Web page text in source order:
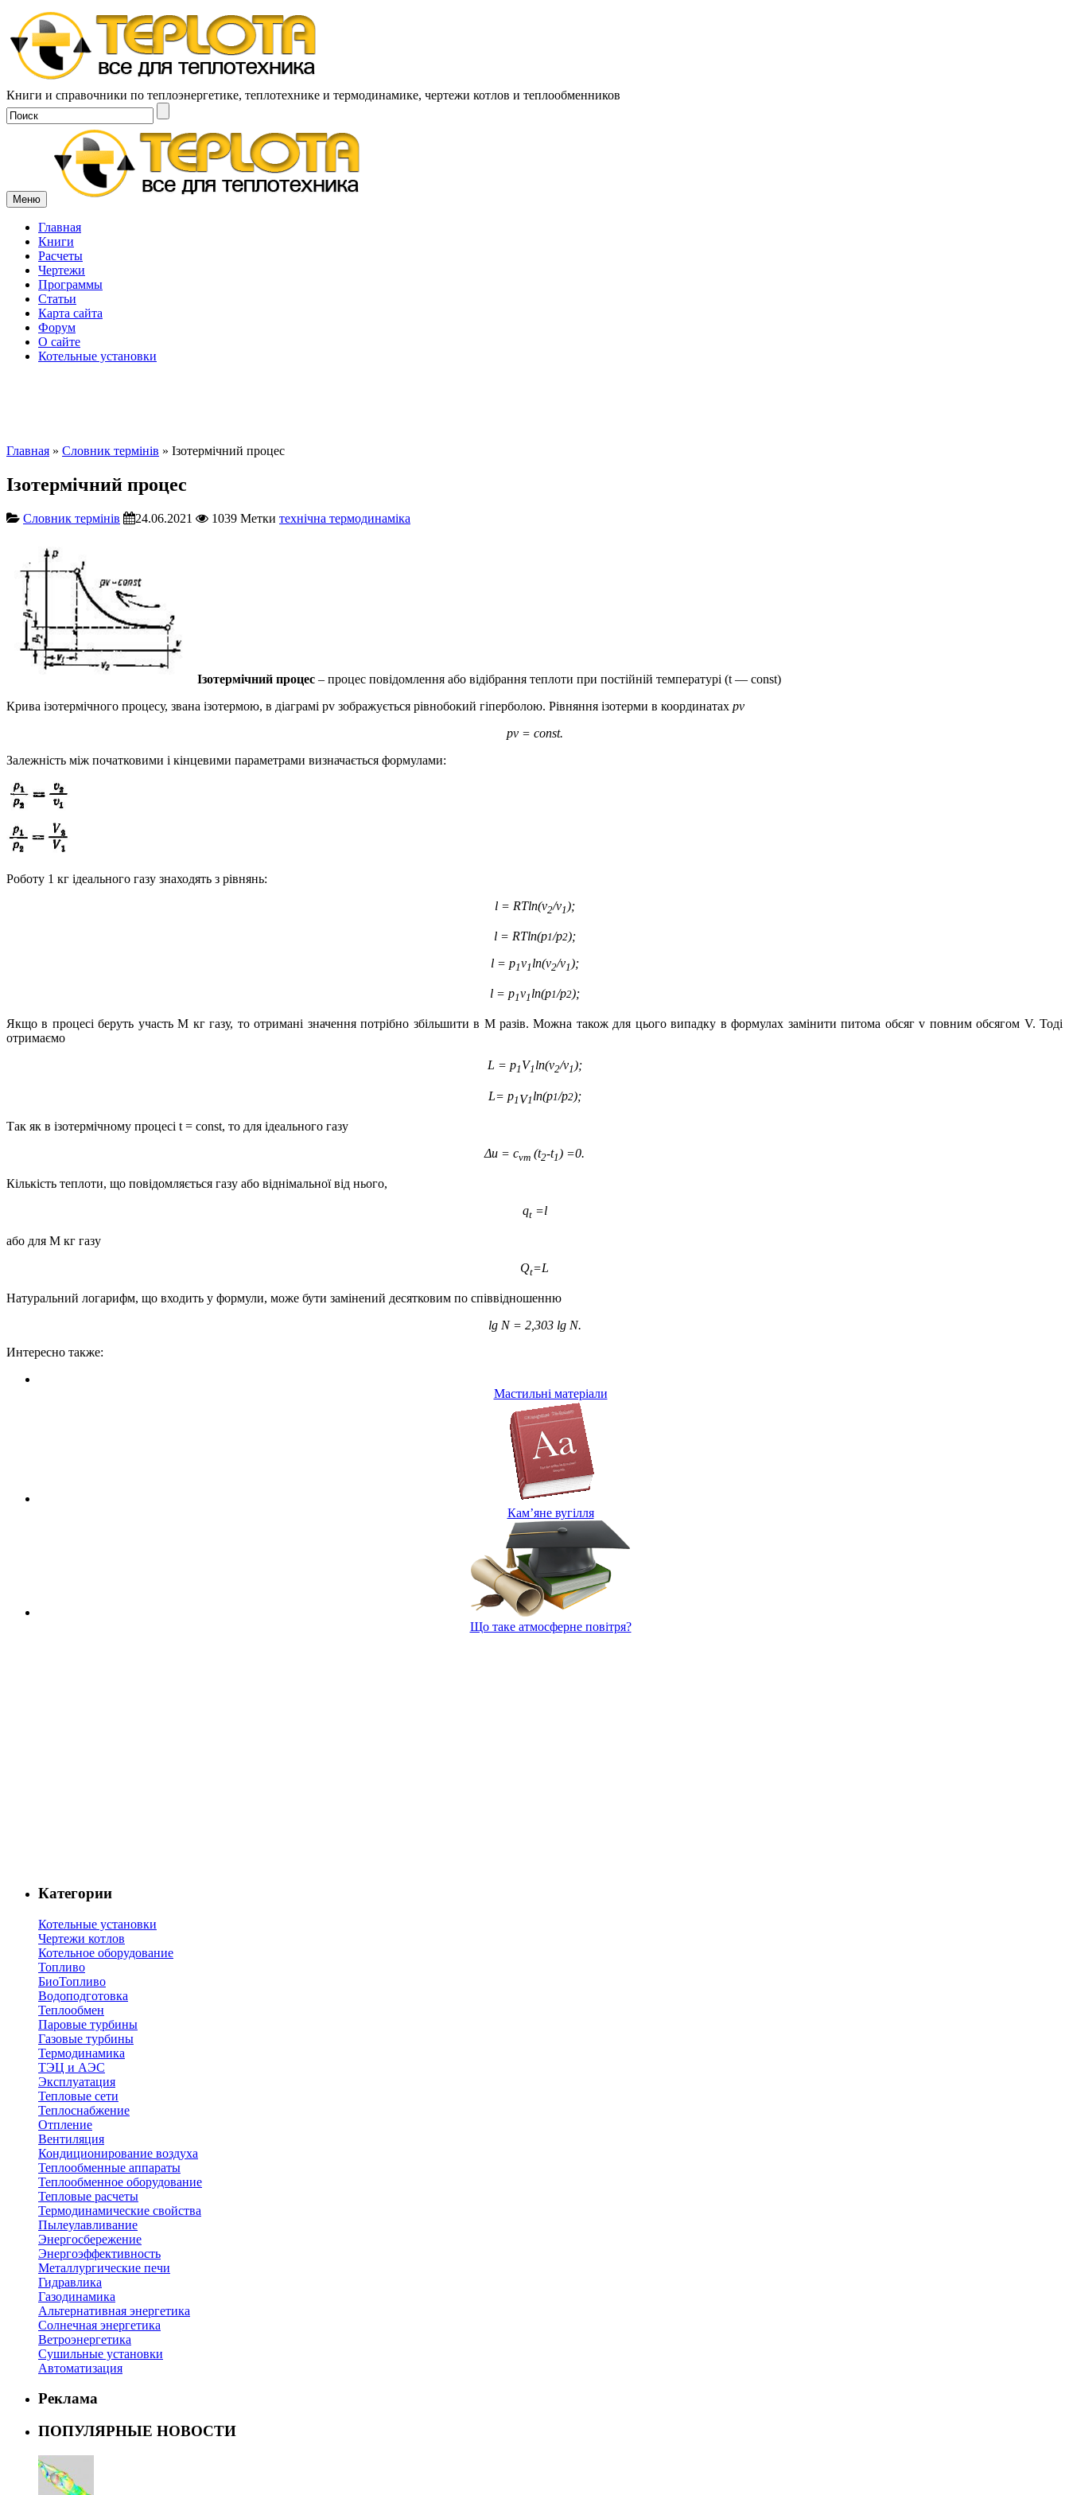
Книги и справочники по теплоэнергетике, теплотехнике и термодинамике, чертежи котлов и теплообменников
Меню
Главная
Книги
Расчеты
Чертежи
Программы
Статьи
Карта сайта
Форум
О сайте
Котельные установки
Главная » Словник термінів » Ізотермічний процес
Ізотермічний процес
Словник термінів 24.06.2021 1039 Метки технічна термодинаміка
Ізотермічний процес – процес повідомлення або відібрання теплоти при постійній температурі (t — const)
Крива ізотермічного процесу, звана ізотермою, в діаграмі pv зображується рівнобокий гіперболою. Рівняння ізотерми в координатах pv
pv = const.
Залежність між початковими і кінцевими параметрами визначається формулами:
Роботу 1 кг ідеального газу знаходять з рівнянь:
l = RTln(v2/v1);
l = RTln(p1/p2);
l = p1v1 ln(v2/v1);
l = p1v1 ln(p1/p2);
Якщо в процесі беруть участь М кг газу, то отримані значення потрібно збільшити в М разів. Можна також для цього випадку в формулах замінити питома обсяг v повним обсягом V. Тоді
отримаємо
L = p1 V1 ln(v2/v1);
L= p1 V1 ln(p1/p2);
Так як в ізотермічному процесі t = const, то для ідеального газу
Δu = cvm (t2-t1) =0.
Кількість теплоти, що повідомляється газу або віднімальної від нього,
qt=l
або для М кг газу
Qt=L
Натуральний логарифм, що входить у формули, може бути замінений десятковим по співвідношенню
lg N = 2,303 lg N.
Интересно также:
Мастильні матеріали
Кам’яне вугілля
Що таке атмосферне повітря?
Категории
Котельные установки
Чертежи котлов
Котельное оборудование
Топливо
БиоТопливо
Водоподготовка
Теплообмен
Паровые турбины
Газовые турбины
Термодинамика
ТЭЦ и АЭС
Эксплуатация
Тепловые сети
Теплоснабжение
Отпление
Вентиляция
Кондиционирование воздуха
Теплообменные аппараты
Теплообменное оборудование
Тепловые расчеты
Термодинамические свойства
Пылеулавливание
Энергосбережение
Энергоэффективность
Металлургические печи
Гидравлика
Газодинамика
Альтернативная энергетика
Солнечная энергетика
Ветроэнергетика
Сушильные установки
Автоматизация
Реклама
ПОПУЛЯРНЫЕ НОВОСТИ